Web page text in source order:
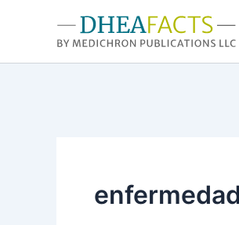
contenido